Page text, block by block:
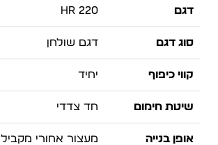
דגם HR 220
סוג דגם דגם שולחן
קווי כיפוף יחיד
שיטת חימום חד צדדי
אופן בנייה מעצור אחורי מקביל